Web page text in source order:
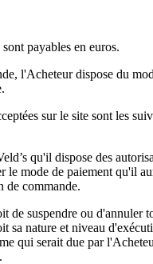
payables en euros.
l'Acheteur dispose du
sur le site sont les
qu'il dispose des
le mode de paiement qu'il
de commande.
de suspendre ou d'annuler
sa nature et niveau
qui serait due par